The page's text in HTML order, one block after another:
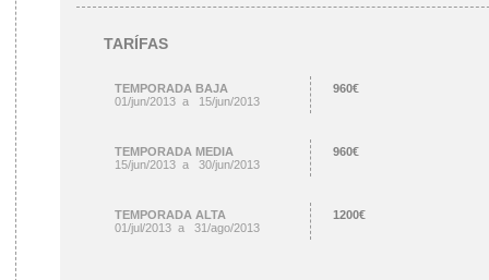
TARÍFAS
TEMPORADA BAJA
01/jun/2013 a 15/jun/2013
960€
TEMPORADA MEDIA
15/jun/2013 a 30/jun/2013
960€
TEMPORADA ALTA
01/jul/2013 a 31/ago/2013
1200€